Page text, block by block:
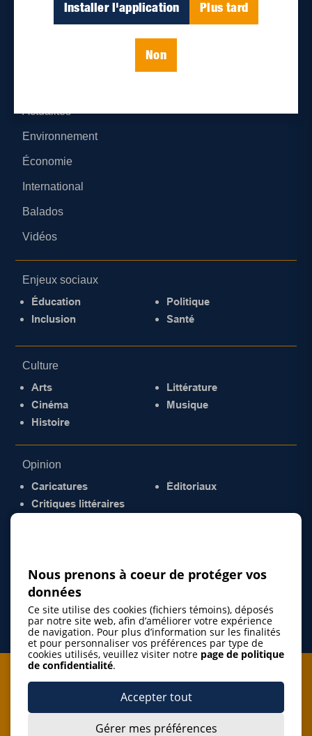
Installer l'application Plus tard
Non
Parutions numériques
Actualités
Environnement
Économie
International
Balados
Vidéos
Enjeux sociaux
Éducation
Inclusion
Politique
Santé
Culture
Arts
Cinéma
Histoire
Littérature
Musique
Opinion
Caricatures
Critiques littéraires
Éditoriaux
Je m'abonne à l'infolettre
Nous prenons à coeur de protéger vos
données
Ce site utilise des cookies (fichiers témoins), déposés
par notre site web, afin d’améliorer votre expérience
de navigation. Pour plus d’information sur les finalités
et pour personnaliser vos préférences par type de
cookies utilisés, veuillez visiter notre page de politique
de confidentialité.
Accepter tout
Gérer mes préférences